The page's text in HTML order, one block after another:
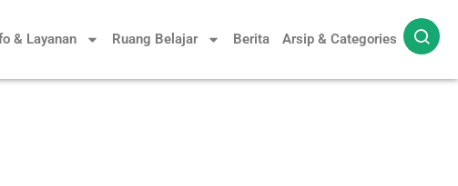
& Layanan Ruang Belajar Berita Arsip & Categories